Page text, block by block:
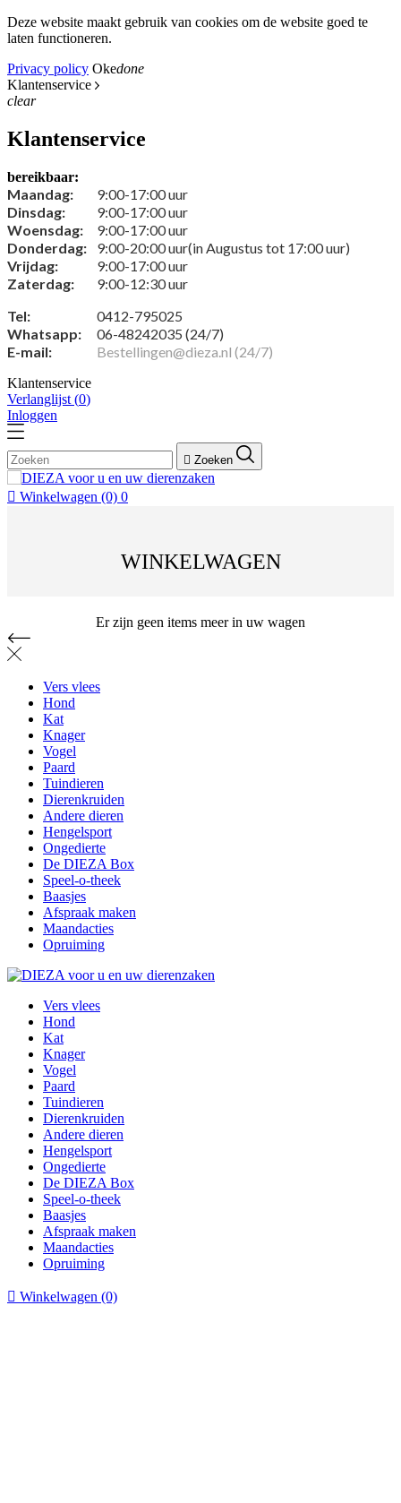
Deze website maakt gebruik van cookies om de website goed te
laten functioneren.
Privacy policy Okedone
Klantenservice
clear
Klantenservice
bereikbaar:
Maandag:
9:00-17:00 uur
Dinsdag:
9:00-17:00 uur
Woensdag:
9:00-17:00 uur
Donderdag:
9:00-20:00 uur(in Augustus tot 17:00 uur)
Vrijdag:
9:00-17:00 uur
Zaterdag:
9:00-12:30 uur
Tel:
0412-795025
Whatsapp:
06-48242035 (24/7)
E-mail:
Bestellingen@dieza.nl (24/7)
Klantenservice
Verlanglijst (0)
Inloggen
 Zoeken
 Winkelwagen (0) 0
WINKELWAGEN
Er zijn geen items meer in uw wagen
Vers vlees
Hond
Kat
Knager
Vogel
Paard
Tuindieren
Dierenkruiden
Andere dieren
Hengelsport
Ongedierte
De DIEZA Box
Speel-o-theek
Baasjes
Afspraak maken
Maandacties
Opruiming
Vers vlees
Hond
Kat
Knager
Vogel
Paard
Tuindieren
Dierenkruiden
Andere dieren
Hengelsport
Ongedierte
De DIEZA Box
Speel-o-theek
Baasjes
Afspraak maken
Maandacties
Opruiming
 Winkelwagen (0)